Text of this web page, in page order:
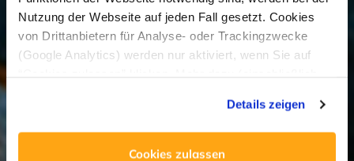
Nutzung der Webseite auf jeden Fall gesetzt. Cookies
von Drittanbietern für Analyse- oder Trackingzwecke
(Google Analytics) werden nur aktiviert, wenn Sie auf
Datenschutzerklärung—
Impressum.
Details zeigen
Cookies zulassen